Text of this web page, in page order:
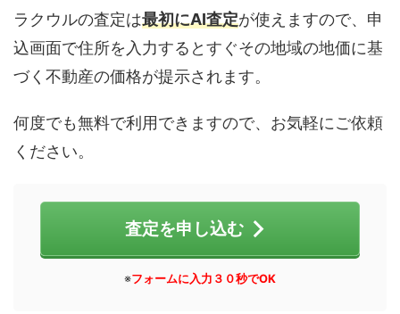
ラクウルの査定は最初にAI査定が使えますので、申
込画面で住所を入力するとすぐその地域の地価に基
づく不動産の価格が提示されます。
何度でも無料で利用できますので、お気軽にご依頼
ください。
査定を申し込む
※フォームに入力３０秒でOK